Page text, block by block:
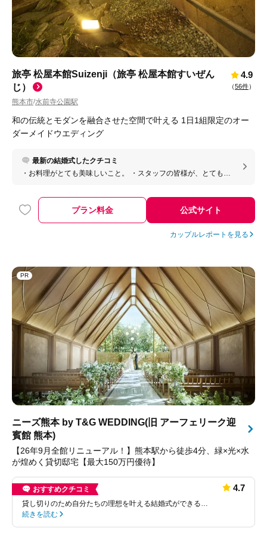
旅亭 松屋本館Suizenji（旅亭 松屋本館すいぜん
じ）
熊本市/水前寺公園駅
4.9
（56件）
和の伝統とモダンを融合させた空間で叶える 1日1組限定のオー
ダーメイドウエディング
最新の結婚式したクチコミ
・お料理がとても美味しいこと。 ・スタッフの皆様が、とても親
プラン料金 公式サイト
カップルレポートを見る
PR
ニーズ熊本 by T&G WEDDING(旧 アーフェリーク迎
賓館 熊本)
【26年9月全館リニューアル！】熊本駅から徒歩4分、緑×光×水
が煌めく貸切邸宅【最大150万円優待】
おすすめクチコミ 4.7
貸し切りのため自分たちの理想を叶える結婚式ができる…
続きを読む